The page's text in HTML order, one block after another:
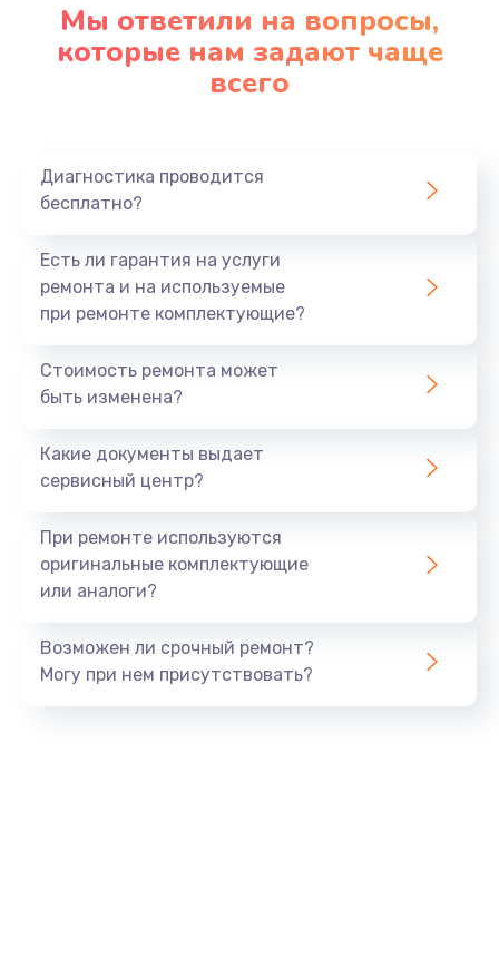
Мы ответили на вопросы,
которые нам задают чаще
всего
Диагностика проводится
бесплатно?
Есть ли гарантия на услуги
ремонта и на используемые
при ремонте комплектующие?
Стоимость ремонта может
быть изменена?
Какие документы выдает
сервисный центр?
При ремонте используются
оригинальные комплектующие
или аналоги?
Возможен ли срочный ремонт?
Могу при нем присутствовать?